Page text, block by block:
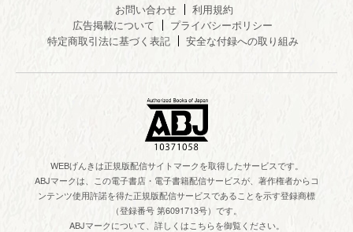
お問い合わせ
利用規約
広告掲載について
プライバシーポリシー
特定商取引法に基づく表記
安全な付録への取り組み
WEBげんきは正規版配信サイトマークを取得したサービスです。
ABJマークは、この電子書店・電子書籍配信サービスが、著作権者からコ
ンテンツ使用許諾を得た正規版配信サービスであることを示す登録商標
（登録番号 第6091713号）です。
ABJマークについて、詳しくはこちらを御覧ください。